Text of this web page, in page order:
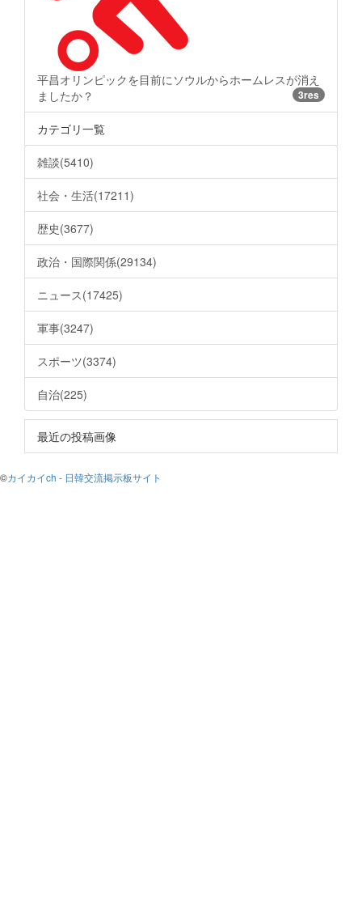
平昌オリンピックを目前にソウルからホームレスが消え
ましたか？
3res
カテゴリ一覧
雑談(5410)
社会・生活(17211)
歴史(3677)
政治・国際関係(29134)
ニュース(17425)
軍事(3247)
スポーツ(3374)
自治(225)
最近の投稿画像
©カイカイch - 日韓交流掲示板サイト